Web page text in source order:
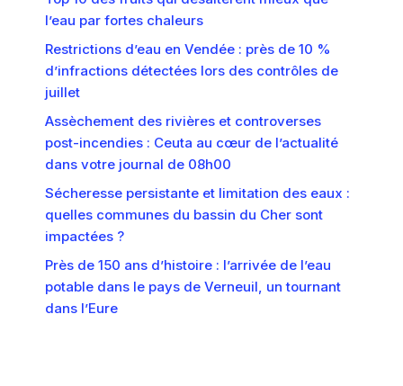
l’eau par fortes chaleurs
Restrictions d’eau en Vendée : près de 10 %
d’infractions détectées lors des contrôles de
juillet
Assèchement des rivières et controverses
post-incendies : Ceuta au cœur de l’actualité
dans votre journal de 08h00
Sécheresse persistante et limitation des eaux :
quelles communes du bassin du Cher sont
impactées ?
Près de 150 ans d’histoire : l’arrivée de l’eau
potable dans le pays de Verneuil, un tournant
dans l’Eure